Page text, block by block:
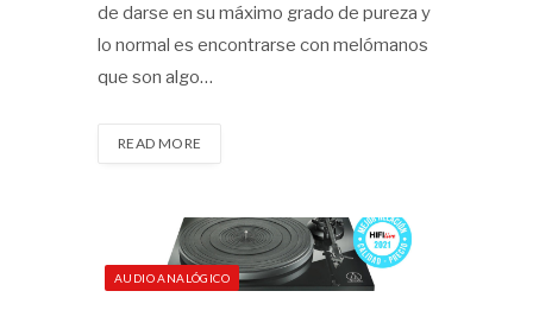
de darse en su máximo grado de pureza y
lo normal es encontrarse con melómanos
que son algo…
READ MORE
AUDIO ANALÓGICO